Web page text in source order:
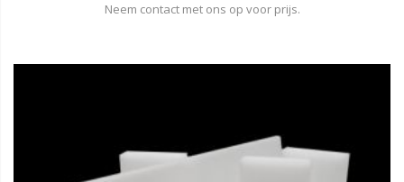
Neem contact met ons op voor prijs.